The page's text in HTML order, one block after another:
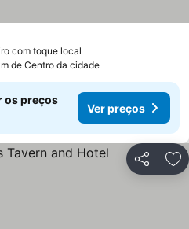
com toque local
de Centro da cidade
os preços
Ver preços
Partilhar